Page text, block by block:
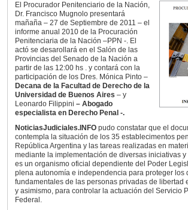
El Procurador Penitenciario de la Nación,
Dr. Francisco Mugnolo presentará
mañaña – 27 de Septiembre de 2011 – el
informe anual 2010 de la Procuración
Penitenciaria de la Nación –PPN -. El
actó se desarollará en el Salón de las
Provincias del Senado de la Nación a
partir de las 12:00 hs . y contará con la
participación de los Dres. Mónica Pinto –
Decana de la Facultad de Derecho de la
Universidad de Buenos Aires – y
Leonardo Filippini – Abogado
especialista en Derecho Penal -.
NoticiasJudiciales.INFO pudo constatar que el
contempla la situación de los 35 establecimentos
República Argentina y las tareas realizadas en
mediante la implementación de diversas iniciativas y
es un organismo oficial dependiente del Poder
plena autonomía e independencia para proteger los
fundamentales de las personas privadas de libertad
y asimismo, para controlar la actuación del Servicio
Federal.